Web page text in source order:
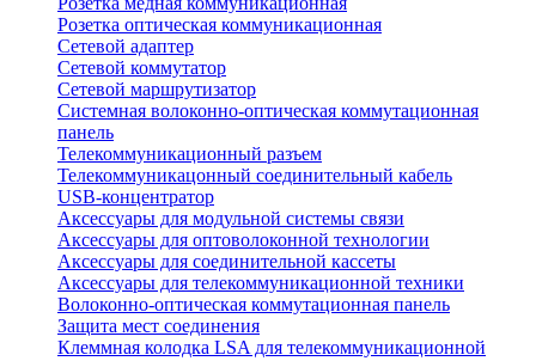
Розетка оптическая коммуникационная
Сетевой адаптер
Сетевой коммутатор
Сетевой маршрутизатор
Системная волоконно-оптическая коммутационная
панель
Телекоммуникационный разъем
Телекоммуникацонный соединительный кабель
USB-концентратор
Аксессуары для модульной системы связи
Аксессуары для оптоволоконной технологии
Аксессуары для соединительной кассеты
Аксессуары для телекоммуникационной техники
Волоконно-оптическая коммутационная панель
Защита мест соединения
Клеммная колодка LSA для телекоммуникационной